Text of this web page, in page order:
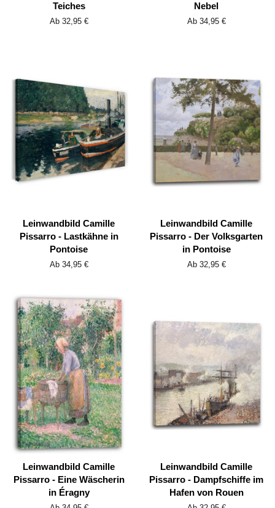
Teiches
Ab 32,95 €
Nebel
Ab 34,95 €
Leinwandbild Camille
Pissarro - Lastkähne in
Pontoise
Ab 34,95 €
Leinwandbild Camille
Pissarro - Der Volksgarten
in Pontoise
Ab 32,95 €
Leinwandbild Camille
Pissarro - Eine Wäscherin
in Éragny
Leinwandbild Camille
Pissarro - Dampfschiffe im
Hafen von Rouen